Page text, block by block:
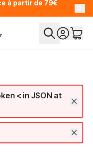
à partir de 79€
< in JSON at